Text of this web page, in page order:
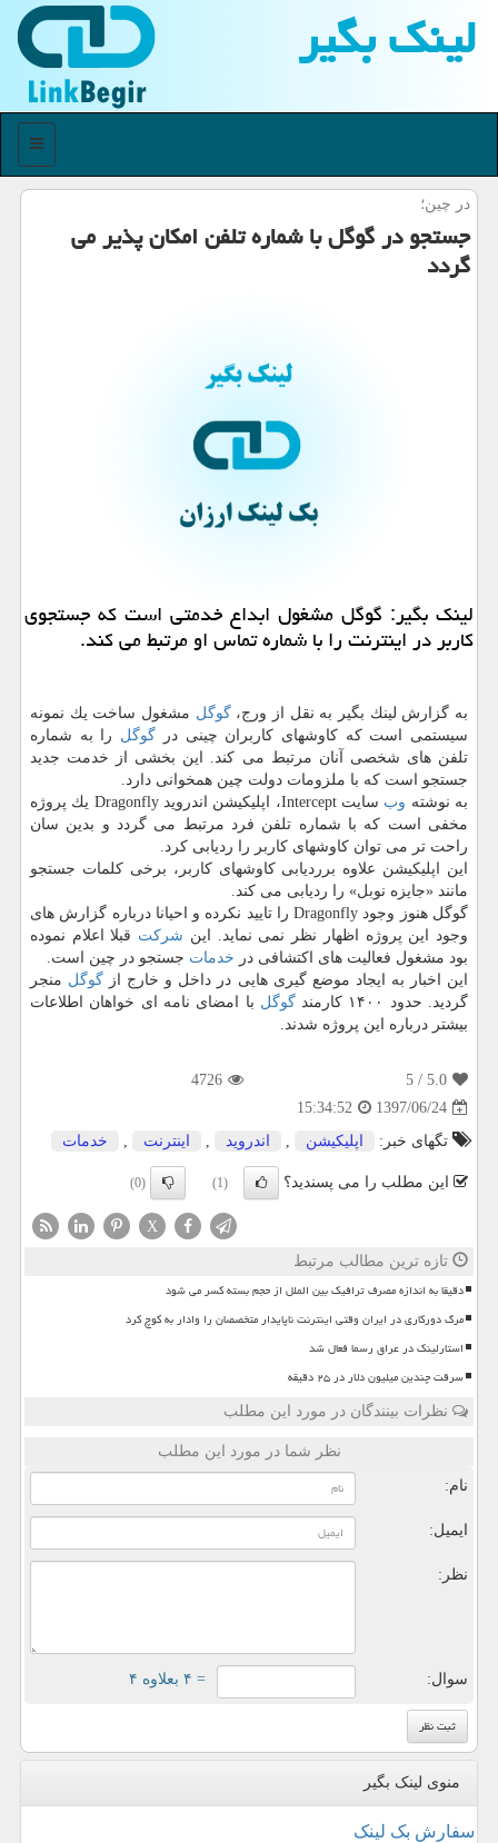
لینك بگیر
منو
در چین؛
جستجو در گوگل با شماره تلفن امكان پذیر می
گردد
لینك بگیر: گوگل مشغول ابداع خدمتی است كه جستجوی
كاربر در اینترنت را با شماره تماس او مرتبط می كند.
به گزارش لینك بگیر به نقل از ورج،گوگل مشغول ساخت یك نمونه
سیستمی است كه كاوشهای كاربران چینی در گوگل را به شماره
تلفن های شخصی آنان مرتبط می كند. این بخشی از خدمت جدید
جستجو است كه با ملزومات دولت چین همخوانی دارد.
به نوشته وب
سایت Intercept، اپلیكیشن اندروید Dragonfly یك پروژه
مخفی است كه با شماره تلفن فرد مرتبط می گردد و بدین سان
راحت تر می توان كاوشهای كاربر را ردیابی كرد.
این اپلیكیشن علاوه برردیابی كاوشهای كاربر، برخی كلمات جستجو
مانند «جایزه نوبل» را ردیابی می كند.
گوگل هنوز وجود Dragonfly را تایید نكرده و احیانا درباره گزارش های
وجود این پروژه اظهار نظر نمی نماید. این شركت قبلا اعلام نموده
بود مشغول فعالیت های اكتشافی در خدمات جستجو در چین است.
این اخبار به ایجاد موضع گیری هایی در داخل و خارج از گوگل منجر
گردید. حدود ۱۴۰۰ كارمند
گوگل با امضای نامه ای خواهان اطلاعات
بیشتر درباره این پروژه شدند.
5.0
/ 5
4726
1397/06/24
15:34:52
تگهای خبر:
اپلیكیشن , اندروید , اینترنت , خدمات
این مطلب را می پسندید؟ (1)
(0)
X
تازه ترین مطالب مرتبط
دقیقا به اندازه مصرف ترافیک بین الملل از حجم بسته کسر می شود
مرگ دورکاری در ایران وقتی اینترنت ناپایدار متخصصان را وادار به کوچ کرد
استارلینک در عراق رسما فعال شد
سرقت چندین میلیون دلار در ۲۵ دقیقه
نظرات بینندگان در مورد این مطلب
نظر شما در مورد این مطلب
نام:
ایمیل:
نظر:
سوال: = ۴ بعلاوه ۴
منوی لینک بگیر
سفارش بک لینک